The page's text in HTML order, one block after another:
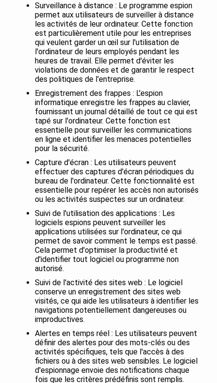
Surveillance à distance : Le programme espion
permet aux utilisateurs de surveiller à distance
les activités de leur ordinateur. Cette fonction
est particulièrement utile pour les entreprises
qui veulent garder un œil sur l'utilisation de
l'ordinateur de leurs employés pendant les
heures de travail. Elle permet d'éviter les
violations de données et de garantir le respect
des politiques de l'entreprise.
Enregistrement des frappes : L'espion
informatique enregistre les frappes au clavier,
fournissant un journal détaillé de tout ce qui est
tapé sur l'ordinateur. Cette fonction est
essentielle pour surveiller les communications
en ligne et identifier les menaces potentielles
pour la sécurité.
Capture d'écran : Les utilisateurs peuvent
effectuer des captures d'écran périodiques du
bureau de l'ordinateur. Cette fonctionnalité est
essentielle pour repérer les accès non autorisés
ou les activités suspectes sur un ordinateur.
Suivi de l'utilisation des applications : Les
logiciels espions peuvent surveiller les
applications utilisées sur l'ordinateur, ce qui
permet de savoir comment le temps est passé.
Cela permet d'optimiser la productivité et
d'identifier tout logiciel ou programme non
autorisé.
Suivi de l'activité des sites web : Le logiciel
conserve un enregistrement des sites web
visités, ce qui aide les utilisateurs à identifier les
navigations potentiellement dangereuses ou
improductives.
Alertes en temps réel : Les utilisateurs peuvent
définir des alertes pour des mots-clés ou des
activités spécifiques, tels que l'accès à des
fichiers ou à des sites web sensibles. Le logiciel
d'espionnage envoie des notifications chaque
fois que les critères prédéfinis sont remplis.